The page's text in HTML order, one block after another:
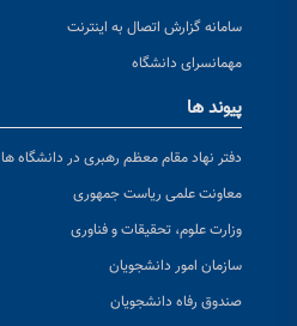
سامانه گزارش اتصال به اینترنت
مهمانسرای دانشگاه
پیوند ها
دفتر نهاد مقام معظم رهبری در دانشگاه ها
معاونت علمی ریاست جمهوری
وزارت علوم، تحقیقات و فناوری
سازمان امور دانشجویان
صندوق رفاه دانشجویان